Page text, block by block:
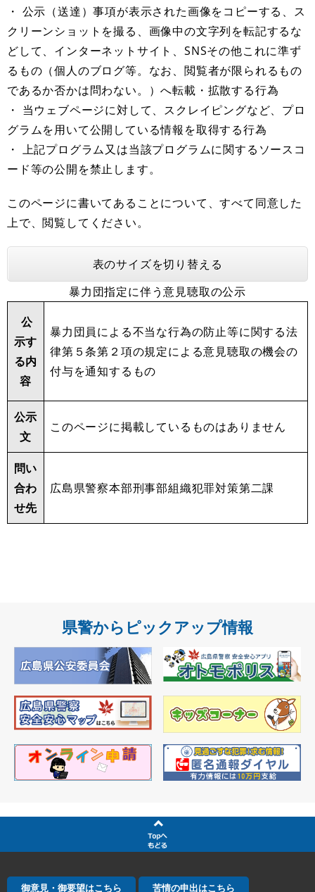
・ 公示（送達）事項が表示された画像をコピーする、ス
クリーンショットを撮る、画像中の文字列を転記するな
どして、インターネットサイト、SNSその他これに準ず
るもの（個人のブログ等。なお、閲覧者が限られるもの
であるか否かは問わない。）へ転載・拡散する行為
・ 当ウェブページに対して、スクレイピングなど、プロ
グラムを用いて公開している情報を取得する行為
・ 上記プログラム又は当該プログラムに関するソースコ
ード等の公開を禁止します。
このページに書いてあることについて、すべて同意した
上で、閲覧してください。
表のサイズを切り替える
暴力団指定に伴う意見聴取の公示
公
示す
る内
容
暴力団員による不当な行為の防止等に関する法
律第５条第２項の規定による意見聴取の機会の
付与を通知するもの
公示
文
このページに掲載しているものはありません
問い
合わ
せ先
広島県警察本部刑事部組織犯罪対策第二課
県警からピックアップ情報
御意見・御要望はこちら 苦情の申出はこちら